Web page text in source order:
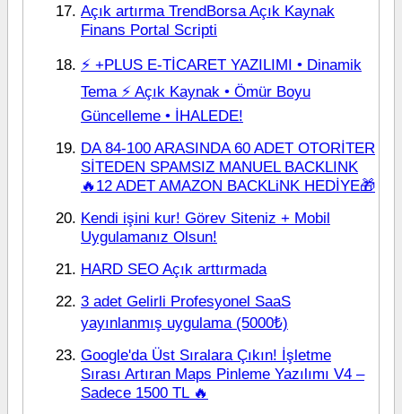
Açık artırma TrendBorsa Açık Kaynak
Finans Portal Scripti
⚡ +PLUS E-TİCARET YAZILIMI • Dinamik
Tema ⚡ Açık Kaynak • Ömür Boyu
Güncelleme • İHALEDE!
DA 84-100 ARASINDA 60 ADET OTORİTER
SİTEDEN SPAMSIZ MANUEL BACKLINK
🔥12 ADET AMAZON BACKLiNK HEDİYE🎁
Kendi işini kur! Görev Siteniz + Mobil
Uygulamanız Olsun!
HARD SEO Açık arttırmada
3 adet Gelirli Profesyonel SaaS
yayınlanmış uygulama (5000₺)
Google'da Üst Sıralara Çıkın! İşletme
Sırası Artıran Maps Pinleme Yazılımı V4 –
Sadece 1500 TL 🔥